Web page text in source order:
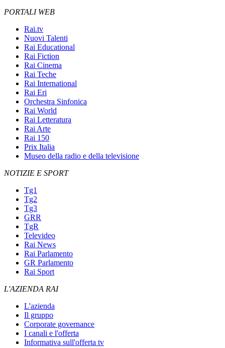
PORTALI WEB
Rai.tv
Nuovi Talenti
Rai Educational
Rai Fiction
Rai Cinema
Rai Teche
Rai International
Rai Eri
Orchestra Sinfonica
Rai World
Rai Letteratura
Rai Arte
Rai 150
Prix Italia
Museo della radio e della televisione
NOTIZIE E SPORT
Tg1
Tg2
Tg3
GRR
TgR
Televideo
Rai News
Rai Parlamento
GR Parlamento
Rai Sport
L'AZIENDA RAI
L'azienda
Il gruppo
Corporate governance
I canali e l'offerta
Informativa sull'offerta tv